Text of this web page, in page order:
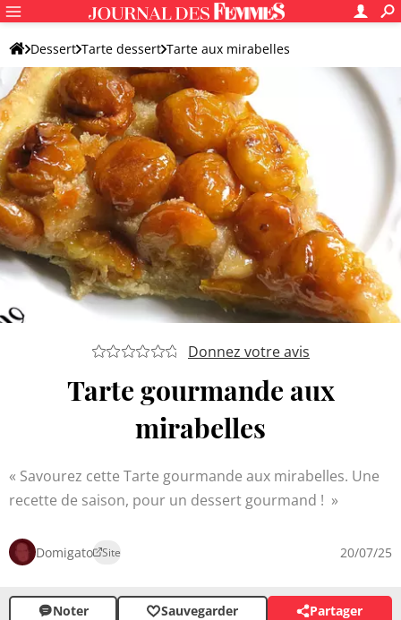
Dessert Tarte dessert Tarte aux mirabelles
Tarte aux mirabelles simple
Donnez votre avis
Tarte gourmande aux
mirabelles
Savourez cette Tarte gourmande aux mirabelles. Une
recette de saison, pour un dessert gourmand !
Domigato Site 20/07/25
Noter Sauvegarder Partager